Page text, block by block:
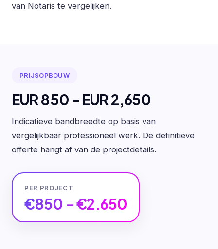
van Notaris te vergelijken.
PRIJSOPBOUW
EUR 850 - EUR 2,650
Indicatieve bandbreedte op basis van
vergelijkbaar professioneel werk. De definitieve
offerte hangt af van de projectdetails.
PER PROJECT
€850 – €2.650